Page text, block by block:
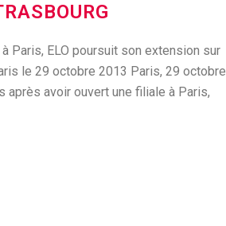
Paris, ELO poursuit son extension sur
le 29 octobre 2013 Paris, 29 octobre
après avoir ouvert une filiale à Paris,